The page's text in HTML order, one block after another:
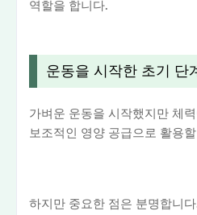
역할을 합니다.
운동을 시작한 초기 단
가벼운 운동을 시작했지만 체
보조적인 영양 공급으로 활용
하지만 중요한 점은 분명합니